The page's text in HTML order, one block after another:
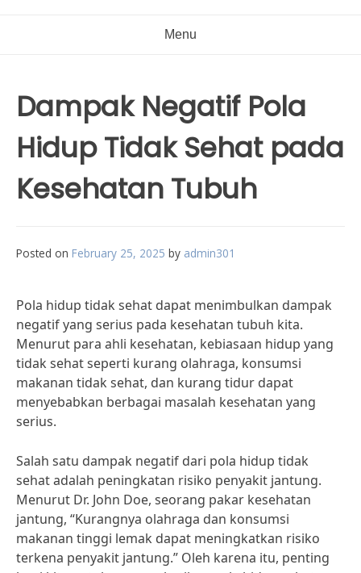
Menu
Dampak Negatif Pola
Hidup Tidak Sehat pada
Kesehatan Tubuh
Posted on February 25, 2025 by admin301
Pola hidup tidak sehat dapat menimbulkan dampak
negatif yang serius pada kesehatan tubuh kita.
Menurut para ahli kesehatan, kebiasaan hidup yang
tidak sehat seperti kurang olahraga, konsumsi
makanan tidak sehat, dan kurang tidur dapat
menyebabkan berbagai masalah kesehatan yang
serius.
Salah satu dampak negatif dari pola hidup tidak
sehat adalah peningkatan risiko penyakit jantung.
Menurut Dr. John Doe, seorang pakar kesehatan
jantung, “Kurangnya olahraga dan konsumsi
makanan tinggi lemak dapat meningkatkan risiko
terkena penyakit jantung.” Oleh karena itu, penting